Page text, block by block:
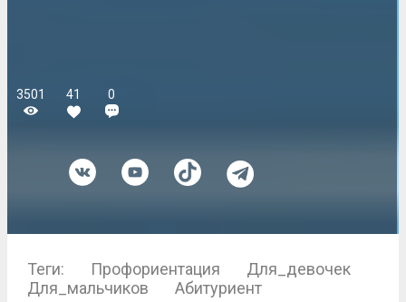
3501 41 0
Теги: Профориентация
Для_девочек
Для_мальчиков
Абитуриент